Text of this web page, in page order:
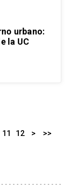
urbano:
la UC
11 12 > >>